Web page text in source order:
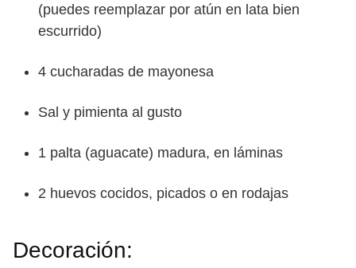
(puedes reemplazar por atún en lata bien
escurrido)
4 cucharadas de mayonesa
Sal y pimienta al gusto
1 palta (aguacate) madura, en láminas
2 huevos cocidos, picados o en rodajas
Decoración: